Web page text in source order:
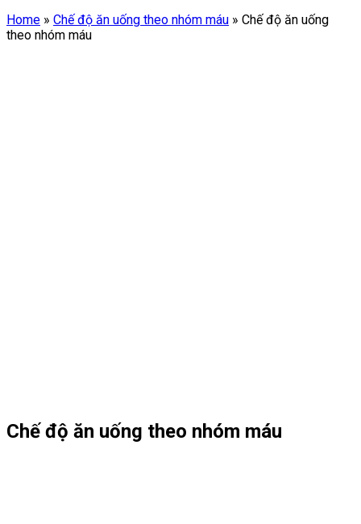
Home » Chế độ ăn uống theo nhóm máu » Chế độ ăn uống
theo nhóm máu
Chế độ ăn uống theo nhóm máu